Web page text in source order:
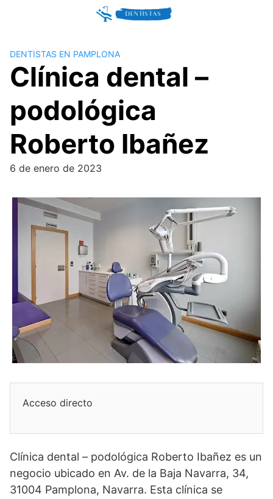
DENTISTAS EN PAMPLONA
Clínica dental –
podológica
Roberto Ibañez
6 de enero de 2023
Acceso directo
Clínica dental – podológica Roberto Ibañez es un
negocio ubicado en Av. de la Baja Navarra, 34,
31004 Pamplona, Navarra. Esta clínica se